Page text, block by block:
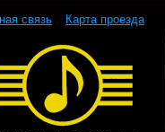
связь Карта проезда